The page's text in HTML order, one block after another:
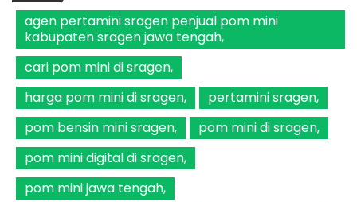
agen pertamini sragen penjual pom mini
kabupaten sragen jawa tengah
cari pom mini di sragen
harga pom mini di sragen
pertamini sragen
pom bensin mini sragen
pom mini di sragen
pom mini digital di sragen
pom mini jawa tengah